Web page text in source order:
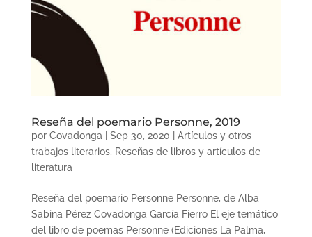
Reseña del poemario Personne, 2019
por Covadonga| Sep 30, 2020
Artículos y otros
trabajos literarios, Reseñas de libros y artículos de
literatura
Reseña del poemario Personne Personne, de Alba
Sabina Pérez Covadonga García Fierro El eje temático
del libro de poemas Personne (Ediciones La Palma,